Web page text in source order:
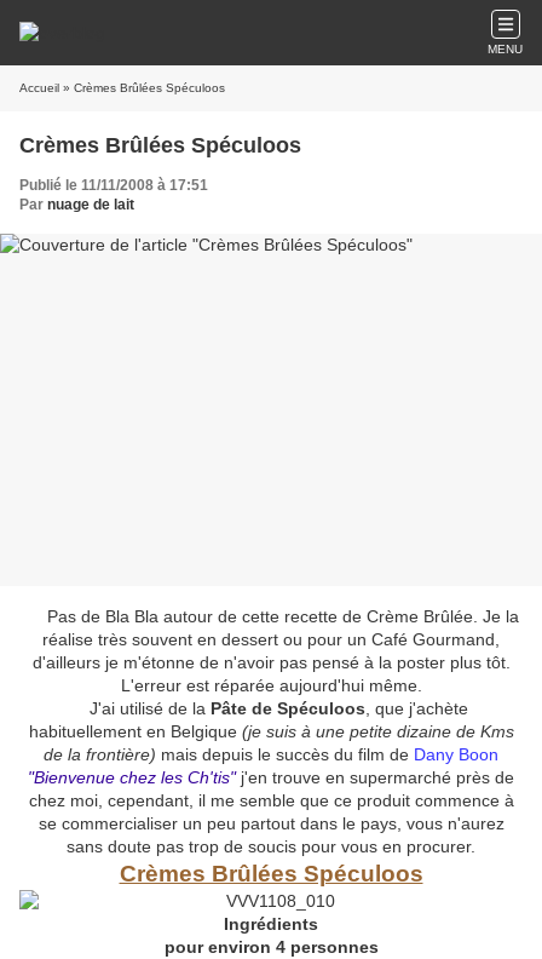
MENU
Accueil » Crèmes Brûlées Spéculoos
Crèmes Brûlées Spéculoos
Publié le 11/11/2008 à 17:51
Par nuage de lait
Pas de Bla Bla autour de cette recette de Crème Brûlée. Je la
réalise très souvent en dessert ou pour un Café Gourmand,
d'ailleurs je m'étonne de n'avoir pas pensé à la poster plus tôt.
L'erreur est réparée aujourd'hui même.
J'ai utilisé de la Pâte de Spéculoos , que j'achète
habituellement en Belgique (je suis à une petite dizaine de Kms
de la frontière) mais depuis le succès du film de Dany Boon
"Bienvenue chez les Ch'tis"j'en trouve en supermarché près de
chez moi, cependant, il me semble que ce produit commence à
se commercialiser un peu partout dans le pays, vous n'aurez
sans doute pas trop de soucis pour vous en procurer.
Crèmes Brûlées Spéculoos
Ingrédients
pour environ 4 personnes